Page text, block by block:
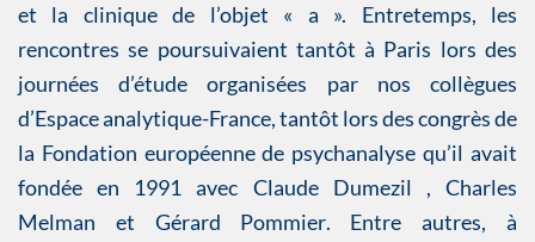
et la clinique de l’objet « a ». Entretemps, les
rencontres se poursuivaient tantôt à Paris lors des
journées d’étude organisées par nos collègues
d’Espace analytique-France, tantôt lors des congrès de
la Fondation européenne de psychanalyse qu’il avait
fondée en 1991 avec Claude Dumezil , Charles
Melman et Gérard Pommier. Entre autres, à